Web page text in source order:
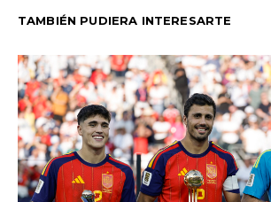
TAMBIÉN PUDIERA INTERESARTE